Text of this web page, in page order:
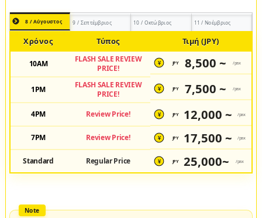
8 / Αύγουστος 9 / Σεπτέμβριος 10 / Οκτώβριος 11 / Νοέμβριος
Χρόνος Τύπος Τιμή (JPY)
10AM
FLASH SALE REVIEW
PRICE!
¥ JPY 8,500 ~ /pax
1PM
FLASH SALE REVIEW
PRICE!
¥ JPY 7,500 ~ /pax
4PM Review Price! ¥ JPY 12,000 ~ /pax
7PM Review Price! ¥ JPY 17,500 ~ /pax
Standard Regular Price ¥ JPY 25,000~ /pax